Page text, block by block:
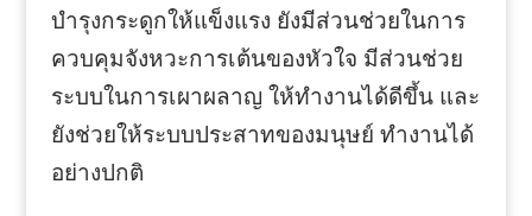
บำรุงกระดูกให้แข็งแรง ยังมีส่วนช่วยในการ
ควบคุมจังหวะการเต้นของหัวใจ มีส่วนช่วย
ระบบในการเผาผลาญ ให้ทำงานได้ดีขึ้น และ
ยังช่วยให้ระบบประสาทของมนุษย์ ทำงานได้
อย่างปกติ